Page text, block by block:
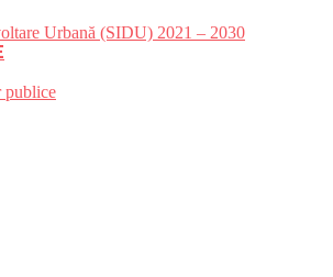
Urbană (SIDU) 2021 – 2030
publice